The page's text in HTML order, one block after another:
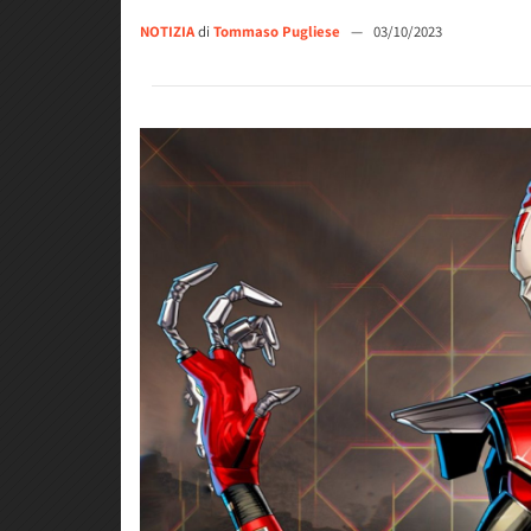
NOTIZIAdi Tommaso Pugliese — 03/10/2023